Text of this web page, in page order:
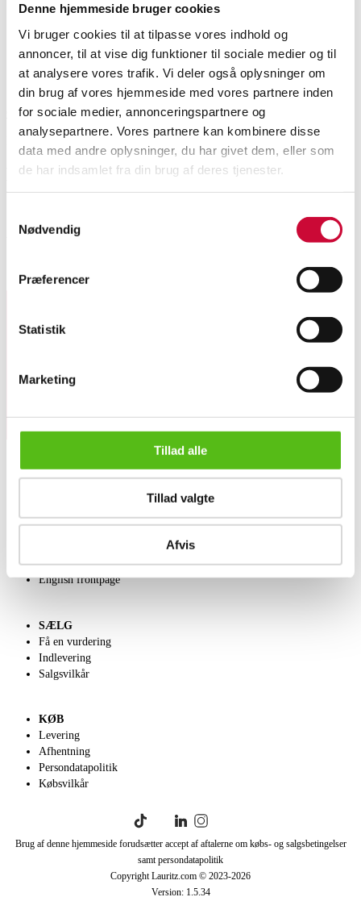
Denne hjemmeside bruger cookies
Vi bruger cookies til at tilpasse vores indhold og
annoncer, til at vise dig funktioner til sociale medier og til
at analysere vores trafik. Vi deler også oplysninger om
din brug af vores hjemmeside med vores partnere inden
for sociale medier, annonceringspartnere og
analysepartnere. Vores partnere kan kombinere disse
data med andre oplysninger, du har givet dem, eller som
de har indsamlet fra din brug af deres tjenester.
Nødvendig
Præferencer
Statistik
Marketing
Tillad alle
Tillad valgte
Afvis
Spejle
Spejl med ramme i teaktræ, rustic finish. 180x90 cm.
rustic finish. 180x90 cm.
SHOWROOM
Odense
VURDERING
DKK 1.000
VARENUMMER
6499147
Nyproduceret vare Momsvare
Beskrivelse
Spejl med ramme i teaktræ, rustic finish - 180x90x3 cm. Vægt 28 kg. Flegt
- Certificeret teak træ. Original emballage. Modelfoto.
Tilmeld dig vores nyhedsbrev og modtag nyheder samt
Om Lauritz.com
Klassisk Auktion
English frontpage
SÆLG
Få en vurdering
Indlevering
Salgsvilkår
KØB
Levering
Afhentning
Persondatapolitik
Købsvilkår
Brug af denne hjemmeside forudsætter accept af aftalerne om købs- og salgsbetingelser
samt persondatapolitik
Copyright Lauritz.com © 2023-2026
Version: 1.5.34